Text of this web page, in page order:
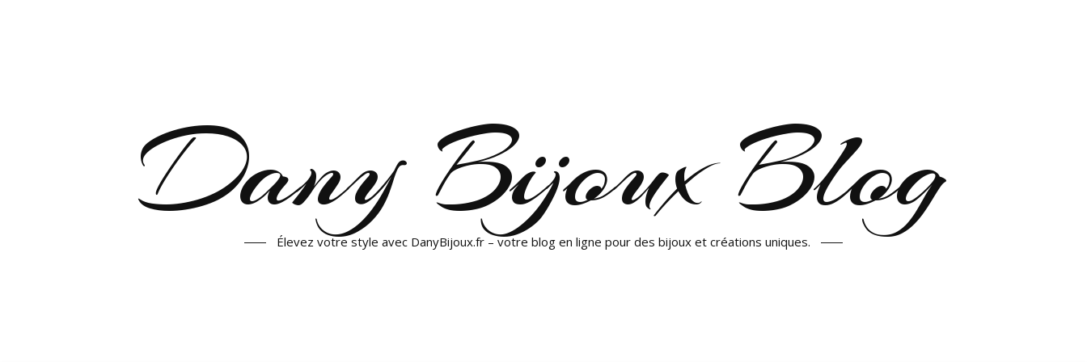
Dany Bijoux Blog
Élevez votre style avec DanyBijoux.fr – votre blog en ligne pour des bijoux et créations uniques.